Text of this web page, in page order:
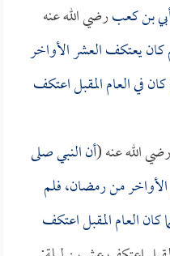
بن كعبرضي الله عنه
كان يعتكف العشر الأواخر
في العام المقبل اعتكف
رضي الله عنه (أن النبي صلى
من رمضان، فلم
العام المقبل اعتكف